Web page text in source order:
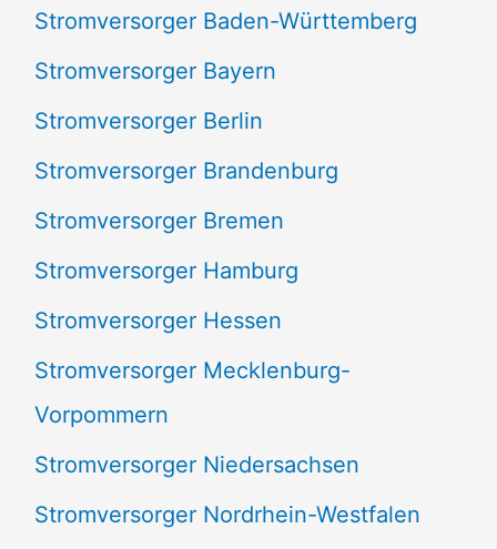
h
:
Stromversorger Baden-Württemberg
Stromversorger Bayern
Stromversorger Berlin
Stromversorger Brandenburg
Stromversorger Bremen
Stromversorger Hamburg
Stromversorger Hessen
Stromversorger Mecklenburg-
Vorpommern
Stromversorger Niedersachsen
Stromversorger Nordrhein-Westfalen